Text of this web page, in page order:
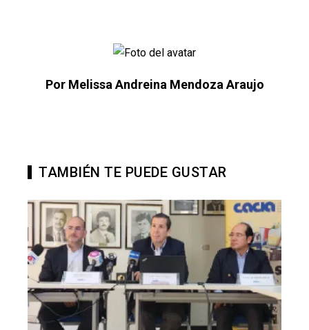
Por Melissa Andreina Mendoza Araujo
TAMBIÉN TE PUEDE GUSTAR